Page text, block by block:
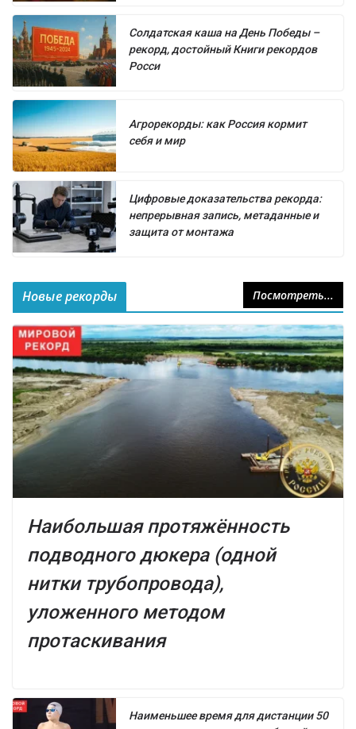
Солдатская каша на День Победы –
рекорд, достойный Книги рекордов
Росси
Агрорекорды: как Россия кормит
себя и мир
Цифровые доказательства рекорда:
непрерывная запись, метаданные и
защита от монтажа
Новые рекорды Посмотреть...
Наибольшая протяжённость
подводного дюкера (одной
нитки трубопровода),
уложенного методом
протаскивания
Наименьшее время для дистанции 50